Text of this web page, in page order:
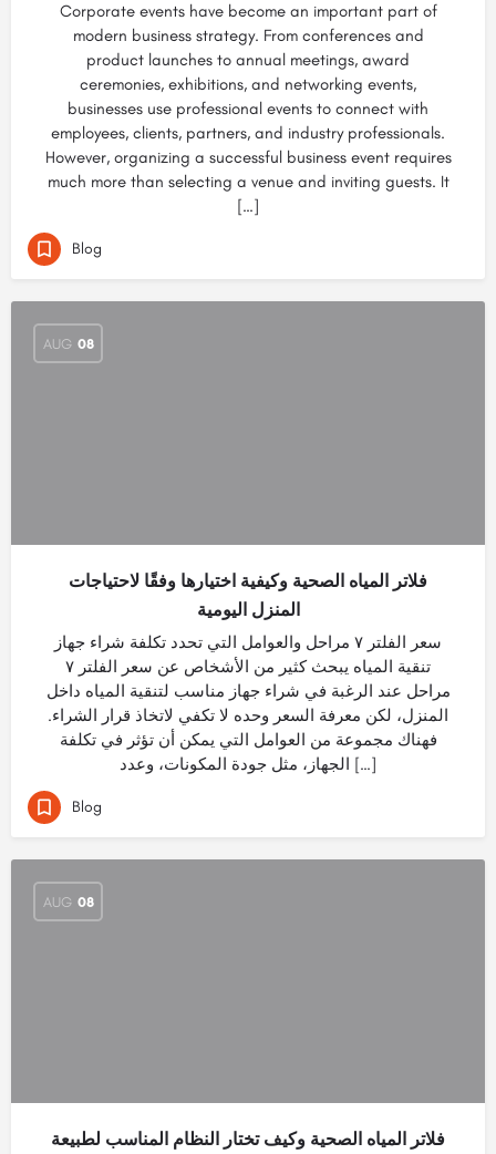
Corporate events have become an important part of
modern business strategy. From conferences and
product launches to annual meetings, award
ceremonies, exhibitions, and networking events,
businesses use professional events to connect with
employees, clients, partners, and industry professionals.
However, organizing a successful business event requires
much more than selecting a venue and inviting guests. It
[…]
Blog
AUG 08
فلاتر المياه الصحية وكيفية اختيارها وفقًا لاحتياجات
المنزل اليومية
سعر الفلتر ٧ مراحل والعوامل التي تحدد تكلفة شراء جهاز
تنقية المياه يبحث كثير من الأشخاص عن سعر الفلتر ٧
مراحل عند الرغبة في شراء جهاز مناسب لتنقية المياه داخل
المنزل، لكن معرفة السعر وحده لا تكفي لاتخاذ قرار الشراء.
فهناك مجموعة من العوامل التي يمكن أن تؤثر في تكلفة
الجهاز، مثل جودة المكونات، وعدد […]
Blog
AUG 08
فلاتر المياه الصحية وكيف تختار النظام المناسب لطبيعة